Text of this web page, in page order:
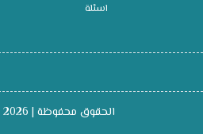
اسئلة
الحقوق محفوظة | 2026